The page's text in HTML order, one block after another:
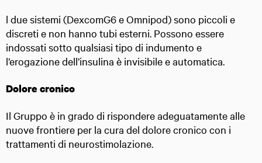
l due sistemi (DexcomG6 e Omnipod) sono piccoli e
discreti e non hanno tubi esterni. Possono essere
indossati sotto qualsiasi tipo di indumento e
l’erogazione dell’insulina è invisibile e automatica.
Dolore cronico
Il Gruppo è in grado di rispondere adeguatamente alle
nuove frontiere per la cura del dolore cronico con i
trattamenti di neurostimolazione.